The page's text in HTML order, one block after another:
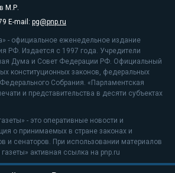
М.Р.
E-mail: pg@pnp.ru
- официальное еженедельное издание
РФ. Издается с 1997 года. Учредители
Дума и Совет Федерации РФ. Официальный
конституционных законов, федеральных
Собрания. «Парламентская
и представительства в десяти субъектах
- это оперативные новости и
о принимаемых в стране законах и
и сенаторов. При использовании материалов
активная ссылка на pnp.ru